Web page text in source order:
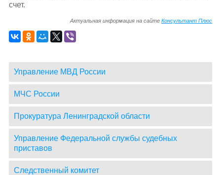
счет.
Актуальная информация на сайтеКонсультант Плюс
Управление МВД России
МЧС России
Прокуратура Ленинградской области
Управление Федеральной службы судебных
приставов
Следственный комитет